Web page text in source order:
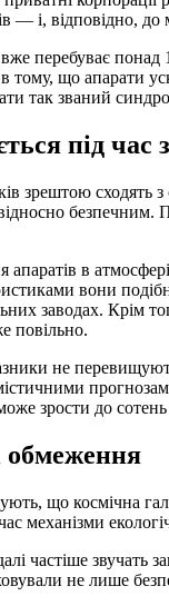
— і, відповідно, до
вже перебуває
тому, що апарати
так званий
під час
зрештою сходять
безпечним.
апаратів в
вони
заводах. Крім
повільно.
не
зрости до
обмеження
що космічна
механізми
частіше звучать
не лише